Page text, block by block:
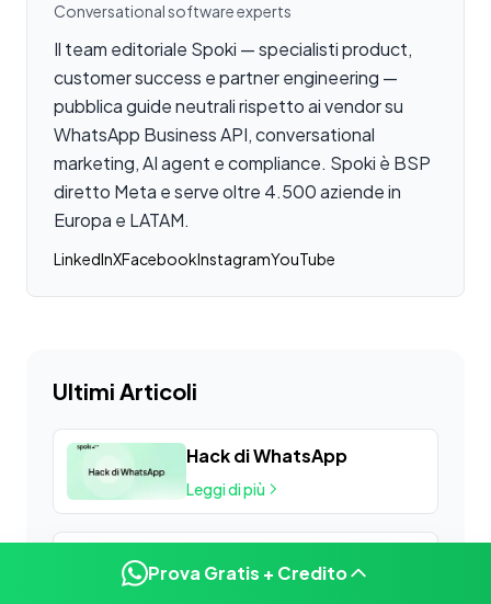
Conversational software experts
Il team editoriale Spoki — specialisti product,
customer success e partner engineering —
pubblica guide neutrali rispetto ai vendor su
WhatsApp Business API, conversational
marketing, AI agent e compliance. Spoki è BSP
diretto Meta e serve oltre 4.500 aziende in
Europa e LATAM.
LinkedInXFacebookInstagramYouTube
Ultimi Articoli
Hack di WhatsApp
Leggi di più
Prova Gratis + Credito